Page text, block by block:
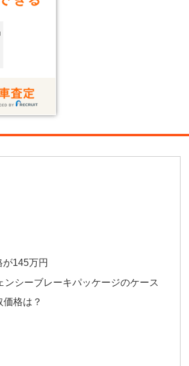
145万円
シーブレーキパッケージのケース
格は？